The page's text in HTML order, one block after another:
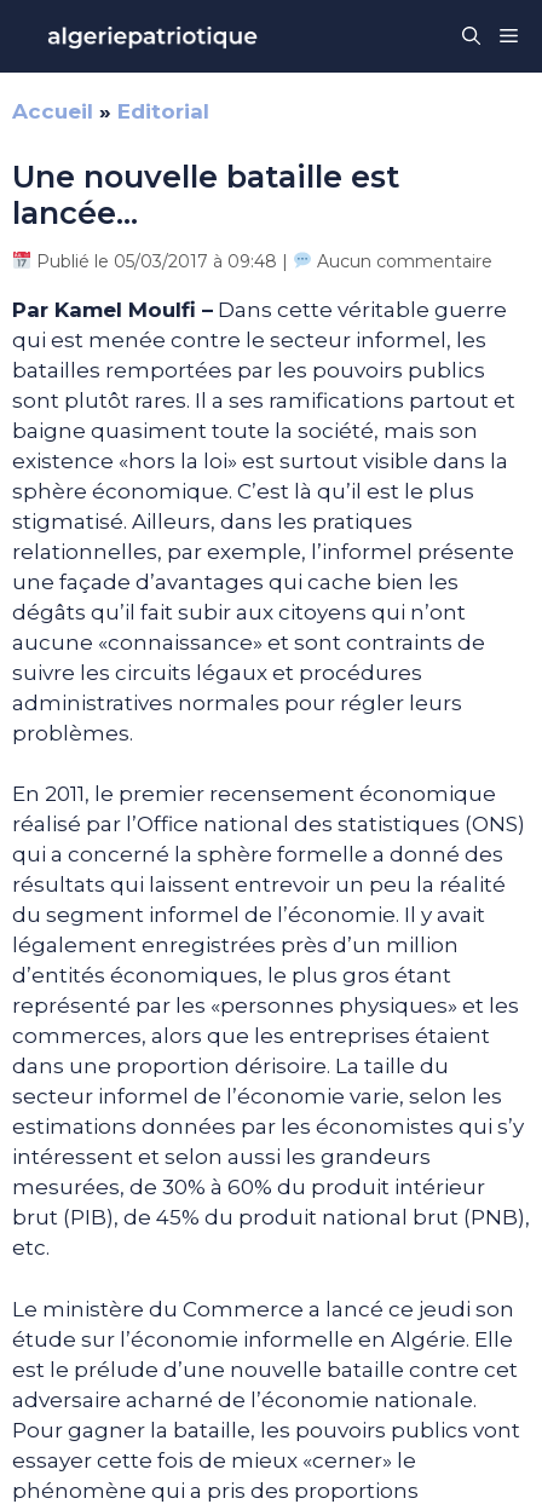
contenu
Accueil » Editorial
Une nouvelle bataille est
lancée…
Publié le 05/03/2017 à 09:48 | Aucun commentaire
Par Kamel Moulfi – Dans cette véritable guerre
qui est menée contre le secteur informel, les
batailles remportées par les pouvoirs publics
sont plutôt rares. Il a ses ramifications partout et
baigne quasiment toute la société, mais son
existence «hors la loi» est surtout visible dans la
sphère économique. C’est là qu’il est le plus
stigmatisé. Ailleurs, dans les pratiques
relationnelles, par exemple, l’informel présente
une façade d’avantages qui cache bien les
dégâts qu’il fait subir aux citoyens qui n’ont
aucune «connaissance» et sont contraints de
suivre les circuits légaux et procédures
administratives normales pour régler leurs
problèmes.
En 2011, le premier recensement économique
réalisé par l’Office national des statistiques (ONS)
qui a concerné la sphère formelle a donné des
résultats qui laissent entrevoir un peu la réalité
du segment informel de l’économie. Il y avait
légalement enregistrées près d’un million
d’entités économiques, le plus gros étant
représenté par les «personnes physiques» et les
commerces, alors que les entreprises étaient
dans une proportion dérisoire. La taille du
secteur informel de l’économie varie, selon les
estimations données par les économistes qui s’y
intéressent et selon aussi les grandeurs
mesurées, de 30% à 60% du produit intérieur
brut (PIB), de 45% du produit national brut (PNB),
etc.
Le ministère du Commerce a lancé ce jeudi son
étude sur l’économie informelle en Algérie. Elle
est le prélude d’une nouvelle bataille contre cet
adversaire acharné de l’économie nationale.
Pour gagner la bataille, les pouvoirs publics vont
essayer cette fois de mieux «cerner» le
phénomène qui a pris des proportions